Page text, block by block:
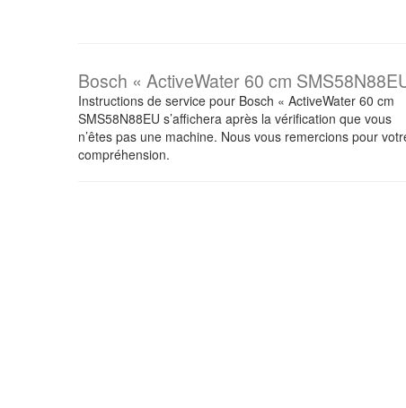
Bosch « ActiveWater 60 cm
Instructions de service pour Bosch « ActiveWater 60 cm
SMS58N88EU s’affichera après la vérification que vous
n’êtes pas une machine. Nous vous remercions pour
compréhension.